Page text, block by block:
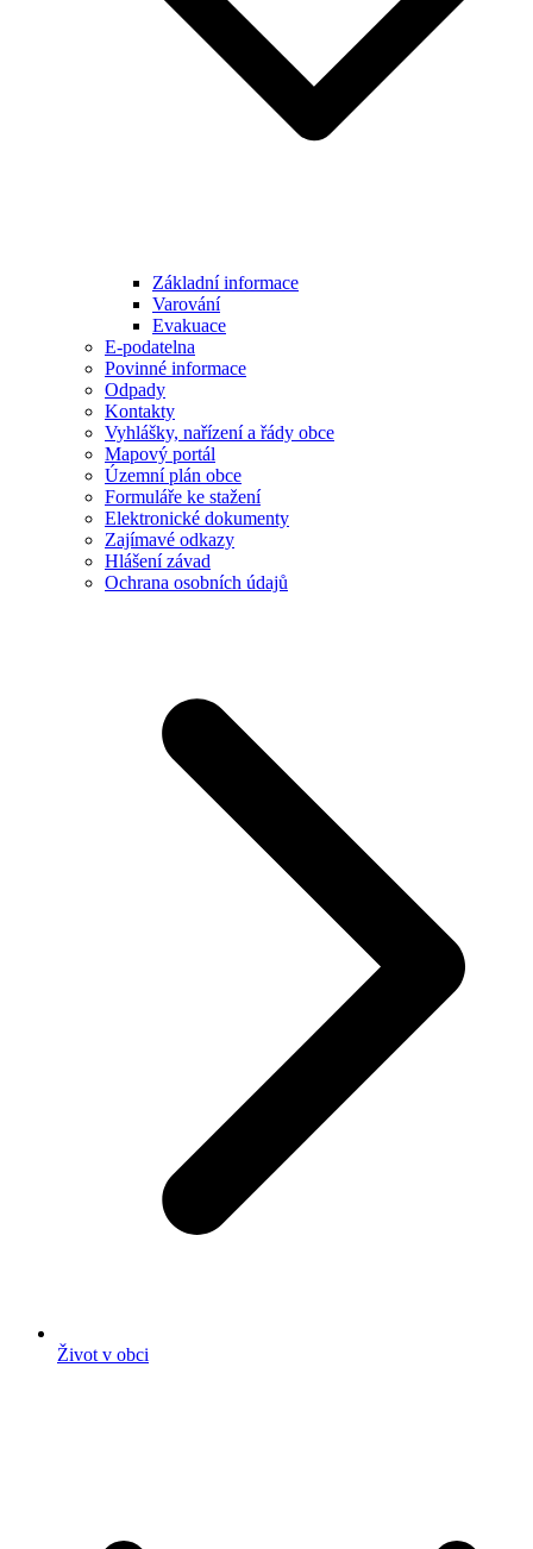
Základní informace
Varování
Evakuace
E-podatelna
Povinné informace
Odpady
Kontakty
Vyhlášky, nařízení a řády obce
Mapový portál
Územní plán obce
Formuláře ke stažení
Elektronické dokumenty
Zajímavé odkazy
Hlášení závad
Ochrana osobních údajů
Život v obci